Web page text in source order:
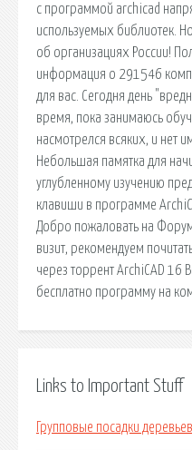
с программой archicad
используемых библиотек.
об организациях России!
информация о 291546
для вас. Сегодня день
время, пока занимаюсь
насмотрелся всяких, и нет
Небольшая памятка для
углубленному изучению
клавиши в программе
Добро пожаловать на
визит, рекомендуем
через торрент ArchiCAD 16
бесплатно программу на
Links to Important Stuff
Групповые посадки